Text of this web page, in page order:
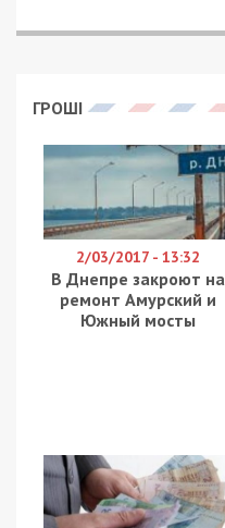
ГРОШІ
2/03/2017 - 13:32
В Днепре закроют на
ремонт Амурский и
Южный мосты